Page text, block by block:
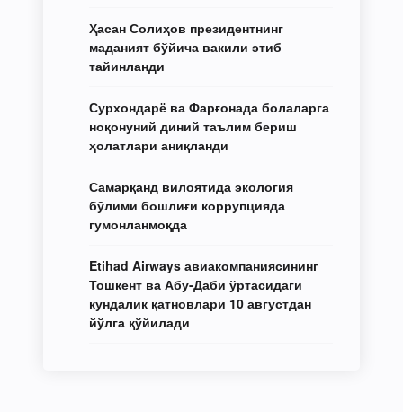
Ҳасан Солиҳов президентнинг
маданият бўйича вакили этиб
тайинланди
Сурхондарё ва Фарғонада болаларга
ноқонуний диний таълим бериш
ҳолатлари аниқланди
Самарқанд вилоятида экология
бўлими бошлиғи коррупцияда
гумонланмоқда
Etihad Airways авиакомпаниясининг
Тошкент ва Абу-Даби ўртасидаги
кундалик қатновлари 10 августдан
йўлга қўйилади